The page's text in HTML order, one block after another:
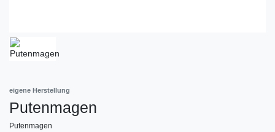
eigene Herstellung
Putenmagen
Putenmagen